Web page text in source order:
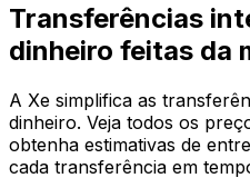
Transferências
dinheiro feitas da
A Xe simplifica as
dinheiro. Veja todos os
obtenha estimativas de
cada transferência em